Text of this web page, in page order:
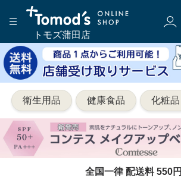
トモズ蒲田店
衛生用品 健康食品 化粧品
全国一律 配送料 550円